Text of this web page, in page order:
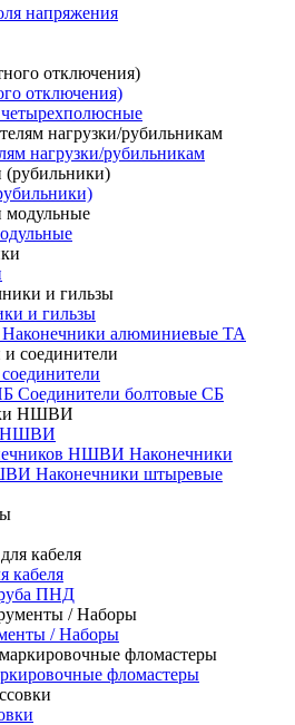
напряжения
отключения)
нагрузки/рубильникам
и гильзы
Наконечники алюминиевые ТА
Соединители болтовые СБ
НШВИ
НШВИ Наконечники
Наконечники штыревые
кабеля
ПНД
/ Наборы
фломастеры